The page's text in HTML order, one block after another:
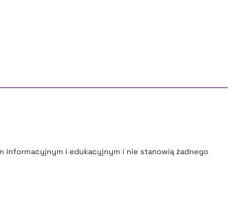
informacyjnym i edukacyjnym i nie stanowią żadnego